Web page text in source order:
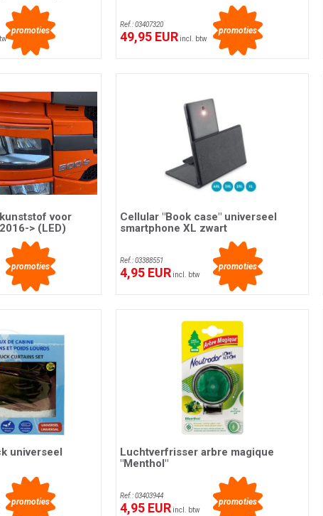
promoties promoties
Ref.: 03407320
49,95 EURincl. btw
promoties
voor
> (LED)
promoties
Cellular "Book case" universeel
smartphone XL zwart
Ref.: 03388551
4,95 EURincl. btw
promoties
universeel
promoties
Luchtverfrisser arbre magique
"Menthol"
Ref.: 03403944
4,95 EURincl. btw